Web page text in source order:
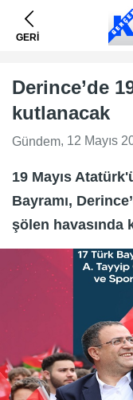
GERİ
Derince’de
kutlanacak
Gündem, 12 Mayıs
19 Mayıs
Bayramı,
şölen havasında